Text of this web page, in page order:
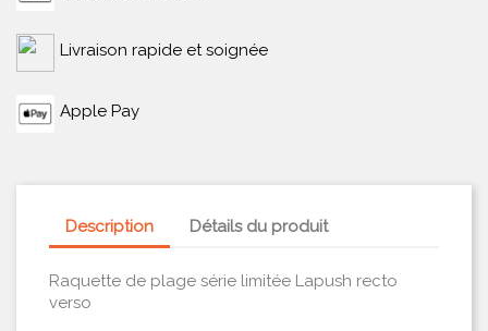
Livraison rapide et soignée
Apple Pay
Description Détails du produit
Raquette de plage série limitée Lapush recto
verso